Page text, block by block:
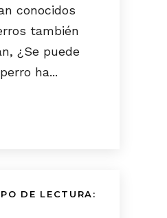
conocidos
también
¿Se puede
ha...
DE LECTURA: